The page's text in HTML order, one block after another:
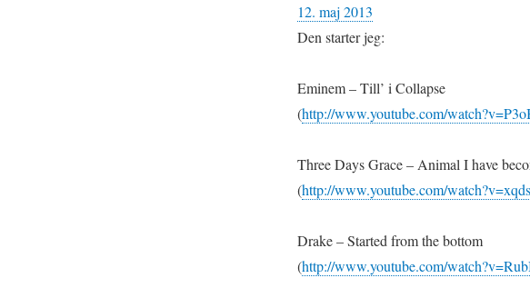
12. maj 2013
Den starter jeg:
Eminem – Till’ i Collapse
(http://www.youtube.com/
Three Days Grace – Animal I have
(http://www.youtube.com/
Drake – Started from the bottom
(http://www.youtube.com/